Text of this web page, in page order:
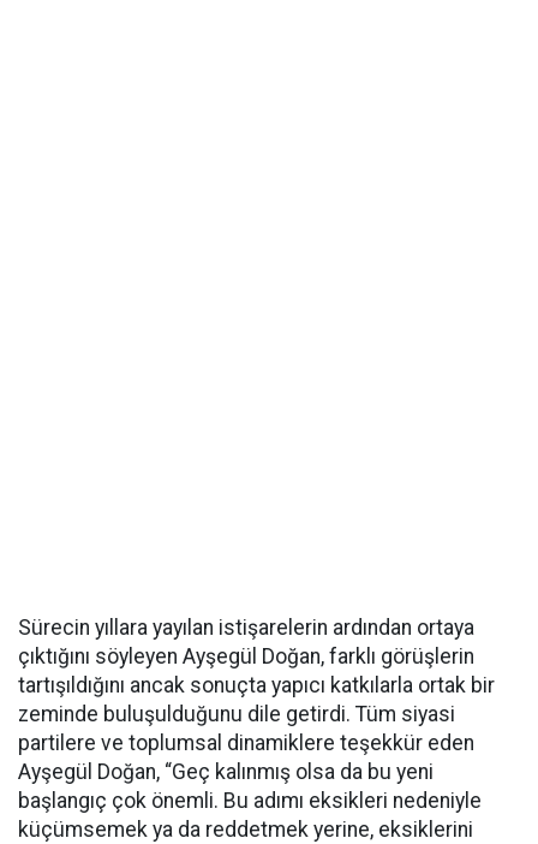
Sürecin yıllara yayılan istişarelerin ardından ortaya
çıktığını söyleyen Ayşegül Doğan, farklı görüşlerin
tartışıldığını ancak sonuçta yapıcı katkılarla ortak bir
zeminde buluşulduğunu dile getirdi. Tüm siyasi
partilere ve toplumsal dinamiklere teşekkür eden
Ayşegül Doğan, “Geç kalınmış olsa da bu yeni
başlangıç çok önemli. Bu adımı eksikleri nedeniyle
küçümsemek ya da reddetmek yerine, eksiklerini